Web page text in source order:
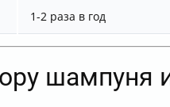
1-2 раза в год
шампуня